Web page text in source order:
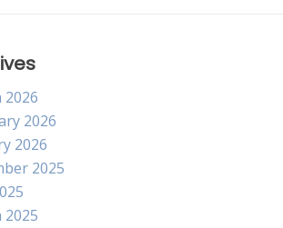
2026
2026
2026
2025
2025